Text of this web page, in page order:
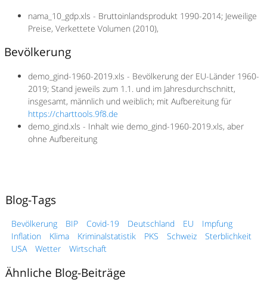
nama_10_gdp.xls - Bruttoinlandsprodukt 1990-2014; Jeweilige
Preise, Verkettete Volumen (2010),
Bevölkerung
demo_gind-1960-2019.xls - Bevölkerung der EU-Länder 1960-
2019; Stand jeweils zum 1.1. und im Jahresdurchschnitt,
insgesamt, männlich und weiblich; mit Aufbereitung für
https://charttools.9f8.de
demo_gind.xls - Inhalt wie demo_gind-1960-2019.xls, aber
ohne Aufbereitung
Blog-Tags
Bevölkerung BIP Covid-19 Deutschland EU
Impfung
Inflation
Klima Kriminalstatistik PKS Schweiz
Sterblichkeit
USA
Wetter Wirtschaft
Ähnliche Blog-Beiträge